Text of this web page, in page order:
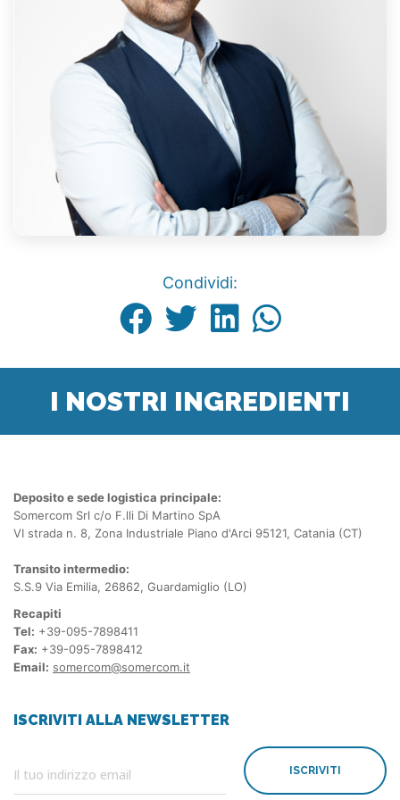
Condividi:
I NOSTRI INGREDIENTI
Deposito e sede logistica principale:
Somercom Srl c/o F.lli Di Martino SpA
VI strada n. 8, Zona Industriale Piano d'Arci 95121, Catania (CT)
Transito intermedio:
S.S.9 Via Emilia, 26862, Guardamiglio (LO)
Recapiti
Tel: +39-095-7898411
Fax: +39-095-7898412
Email: somercom@somercom.it
ISCRIVITI ALLA NEWSLETTER
ISCRIVITI